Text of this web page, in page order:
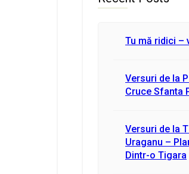
Tu mă ridici –
Versuri de la
Cruce Sfanta
Versuri de la
Uraganu –
Dintr-o Tigara